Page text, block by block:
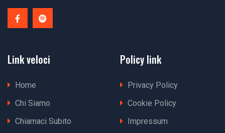
Link veloci
Home
Chi Siamo
Chiamaci Subito
Policy link
Privacy Policy
Cookie Policy
Impressum